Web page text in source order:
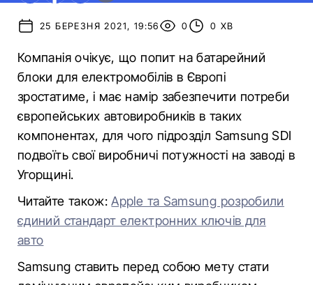
25 БЕРЕЗНЯ 2021, 19:56 0 0 ХВ
Компанія очікує, що попит на батарейний
блоки для електромобілів в Європі
зростатиме, і має намір забезпечити потреби
європейських автовиробників в таких
компонентах, для чого підрозділ Samsung SDI
подвоїть свої виробничі потужності на заводі в
Угорщині.
Читайте також:Apple та Samsung розробили
єдиний стандарт електронних ключів для
авто
Samsung ставить перед собою мету стати